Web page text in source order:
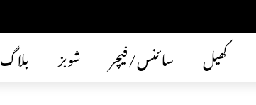
بلاگ شوبز سائنس/فیچر کھیل